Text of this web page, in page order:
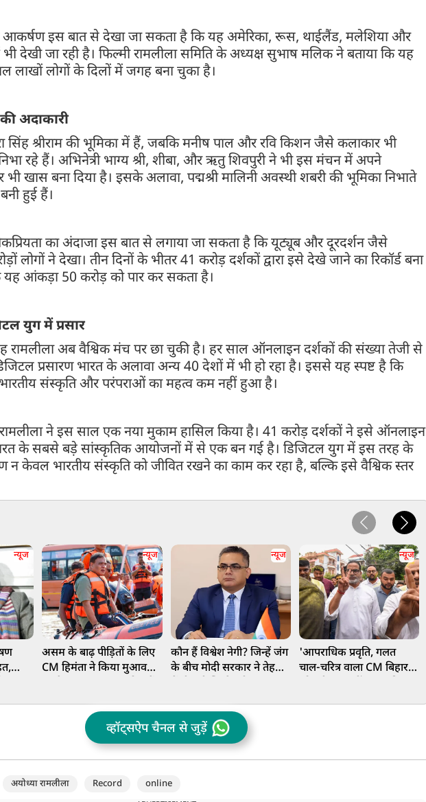
आकर्षण इस बात से देखा जा सकता है कि यह अमेरिका, रूस, थाईलैंड, मलेशिया और
देखी जा रही है। फिल्मी रामलीला समिति के अध्यक्ष सुभाष मलिक ने बताया कि यह
लाखों लोगों के दिलों में जगह बना चुका है।
अदाकारी
सिंह श्रीराम की भूमिका में हैं, जबकि मनीष पाल और रवि किशन जैसे कलाकार भी
रहे हैं। अभिनेत्री भाग्य श्री, शीबा, और ऋतु शिवपुरी ने भी इस मंचन में अपने
खास बना दिया है। इसके अलावा, पद्मश्री मालिनी अवस्थी शबरी की भूमिका निभाते
हुई हैं।
का अंदाजा इस बात से लगाया जा सकता है कि यूट्यूब और दूरदर्शन जैसे
लोगों ने देखा। तीन दिनों के भीतर 41 करोड़ दर्शकों द्वारा इसे देखे जाने का रिकॉर्ड बना
आंकड़ा 50 करोड़ को पार कर सकता है।
युग में प्रसार
अब वैश्विक मंच पर छा चुकी है। हर साल ऑनलाइन दर्शकों की संख्या तेजी से
प्रसारण भारत के अलावा अन्य 40 देशों में भी हो रहा है। इससे यह स्पष्ट है कि
संस्कृति और परंपराओं का महत्व कम नहीं हुआ है।
ने इस साल एक नया मुकाम हासिल किया है। 41 करोड़ दर्शकों ने इसे ऑनलाइन
के सबसे बड़े सांस्कृतिक आयोजनों में से एक बन गई है। डिजिटल युग में इस तरह के
न केवल भारतीय संस्कृति को जीवित रखने का काम कर रहा है, बल्कि इसे वैश्विक स्तर
न्यूज न्यूज
असम के बाढ़ पीड़ितों के लिए
CM हिमंता ने किया मुआवजे
न्यूज
कौन हैं विश्वेश नेगी? जिन्हें जंग
के बीच मोदी सरकार ने तेहरान
न्यूज
'आपराधिक प्रवृति, गलत
चाल-चरित्र वाला CM बिहार
व्हॉट्सऐप चैनल से जुड़ें
अयोध्या रामलीला Record online